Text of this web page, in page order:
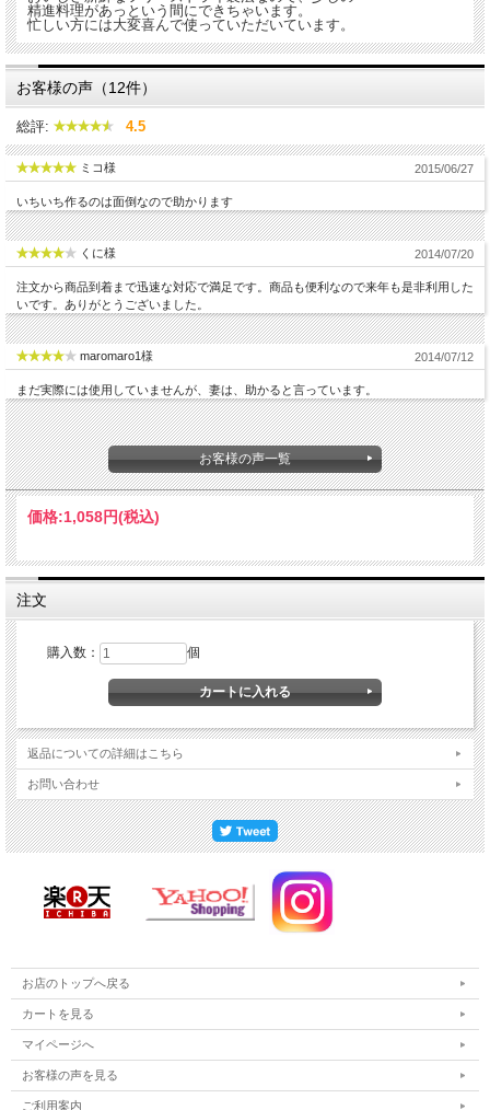
精進料理があっという間にできちゃいます。
忙しい方には大変喜んで使っていただいています。
お客様の声（12件）
総評: 4.5
ミコ様 2015/06/27
いちいち作るのは面倒なので助かります
くに様 2014/07/20
注文から商品到着まで迅速な対応で満足です。商品も便利なので来年も是非利用した
いです。ありがとうございました。
maromaro1様 2014/07/12
まだ実際には使用していませんが、妻は、助かると言っています。
お客様の声一覧
価格:1,058円(税込)
注文
購入数： 個
返品についての詳細はこちら
お問い合わせ
お店のトップへ戻る
カートを見る
マイページへ
お客様の声を見る
ご利用案内